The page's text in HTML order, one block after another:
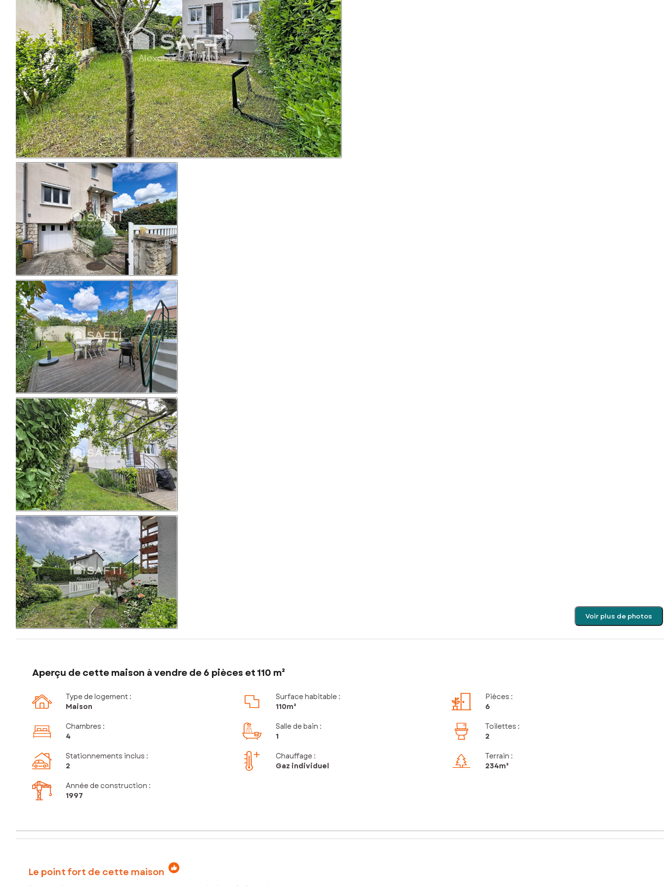
Voir plus de photos
Aperçu de cette maison à vendre de 6 pièces et 110 m²
Type de logement :
Maison
Surface habitable :
110m²
Pièces :
6
Chambres :
4
Salle de bain :
1
Toilettes :
2
Stationnements inclus :
2
Chauffage :
Gaz individuel
Terrain :
234m²
Année de construction :
1997
Le point fort de cette maison